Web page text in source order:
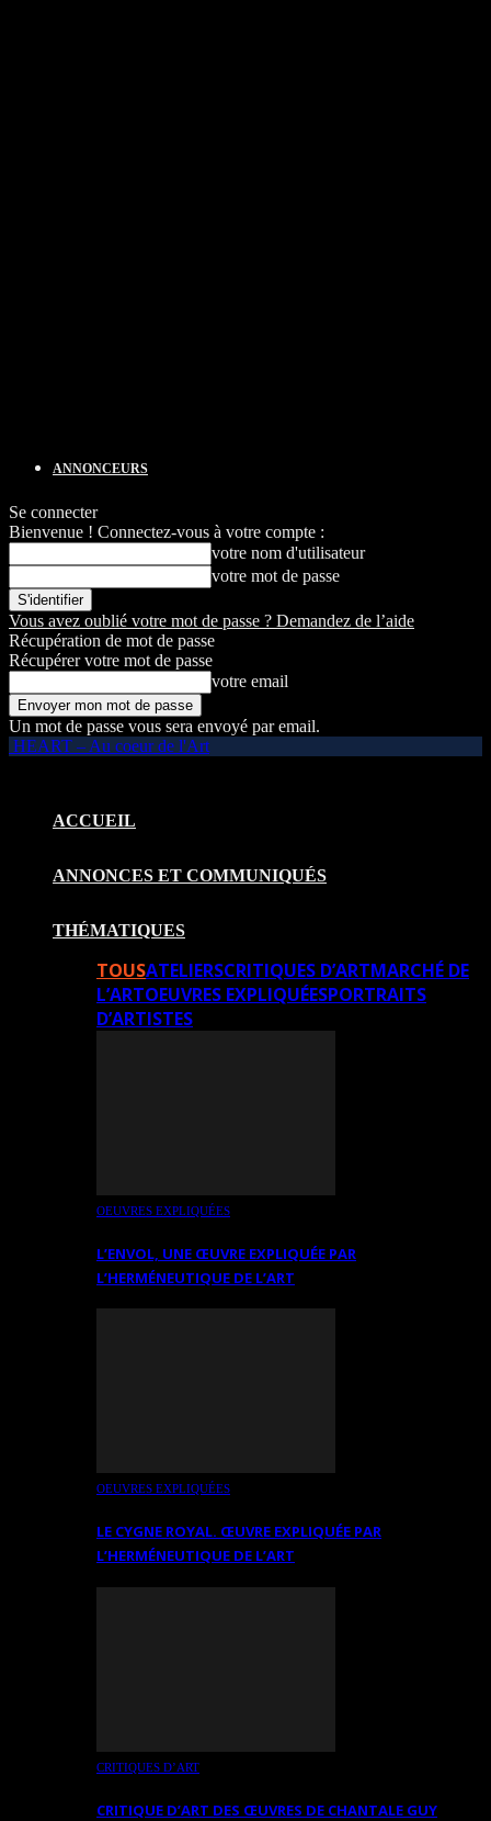
ANNONCEURS
Se connecter
Bienvenue ! Connectez-vous à votre compte :
votre nom d'utilisateur
votre mot de passe
Vous avez oublié votre mot de passe ? Demandez de l’aide
Récupération de mot de passe
Récupérer votre mot de passe
votre email
Un mot de passe vous sera envoyé par email.
HEART – Au coeur de l'Art
ACCUEIL
ANNONCES ET COMMUNIQUÉS
THÉMATIQUES
TOUSATELIERSCRITIQUES D’ARTMARCHÉ DE
L’ARTOEUVRES EXPLIQUÉESPORTRAITS
D’ARTISTES
OEUVRES EXPLIQUÉES
L’ENVOL, UNE ŒUVRE EXPLIQUÉE PAR
L’HERMÉNEUTIQUE DE L’ART
OEUVRES EXPLIQUÉES
LE CYGNE ROYAL. ŒUVRE EXPLIQUÉE PAR
L’HERMÉNEUTIQUE DE L’ART
CRITIQUES D’ART
CRITIQUE D’ART DES ŒUVRES DE CHANTALE GUY